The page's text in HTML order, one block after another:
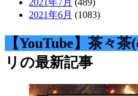
2021年6月 (1083)
【YouTube】茶々茶
リの最新記事